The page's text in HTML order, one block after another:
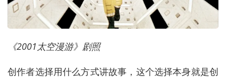
《2001太空漫游》剧照
创作者选择用什么方式讲故事，这个选择本身就是创